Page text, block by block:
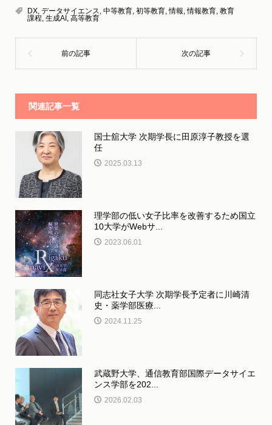
DX, データサイエンス 中等教育, 初等教育,情報 ,情報教育, 教育
課程 生成AI, 高等教育
関連記事一覧
国士舘大学 次期学長に田原淳子教授を選
任
2025.03.13
理学部の低い女子比率を改善するため国立
10大学がWebサ...
2023.06.01
同志社女子大学 次期学長予定者に川崎清
史・薬学部医療...
2024.11.25
武蔵野大学、通信教育部国際データサイエ
ンス学部を202...
2026.02.03